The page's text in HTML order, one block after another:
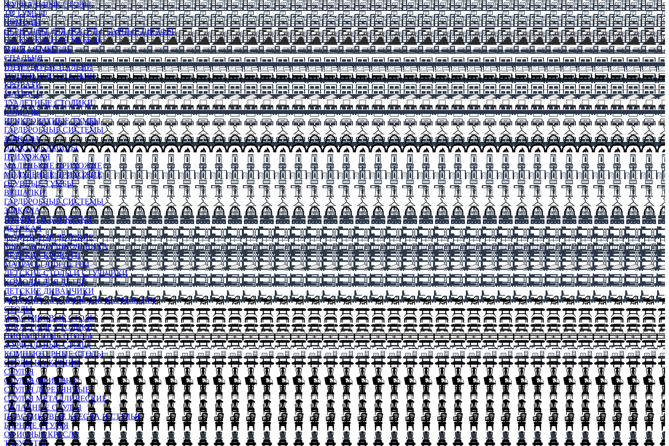
ЖУРНАЛЬНЫЕ СТОЛЫ
ТВ ТУМБЫ
КОМОДЫ
СЕРВАНТЫ ДЛЯ ПОСУДЫ, БАРНЫЕ ШКАФЫ
БЕСКАРКАСНАЯ МЕБЕЛЬ
МЯГКАЯ МЕБЕЛЬ
СПАЛЬНЯ
ИНТЕРЬЕРЫ СПАЛЬНИ
МОДУЛЬНЫЕ СПАЛЬНИ
КРОВАТИ
МАТРАСЫ
ТУАЛЕТНЫЕ СТОЛИКИ
КОМОДЫ
ПРИКРОВАТНЫЕ ТУМБЫ
ГАРДЕРОБНЫЕ СИСТЕМЫ
ЗЕРКАЛА
ЭЛЕКТРОКАМИНЫ
ПРИХОЖАЯ
МАЛЕНЬКИЕ ПРИХОЖИЕ
МОДУЛЬНЫЕ ПРИХОЖИЕ
ОБУВНЫЕ ТУМБЫ
ВЕШАЛКИ
ГАРДЕРОБНЫЕ СИСТЕМЫ
ЗЕРКАЛА
ПУФИКИ И БАНКЕТКИ
ДЕТСКАЯ
МОДУЛЬНЫЕ ДЕТСКИЕ
МЕБЕЛЬ ДЛЯ ШКОЛЬНИКА
ДЕТСКИЕ КРОВАТИ
МАТРАСЫ ДЛЯ ДЕТЕЙ
ДЕТСКИЕ СТОЛЫ И СТУЛЬЧИКИ
КОМОДЫ ДЛЯ ДЕТЕЙ
ДЕТСКИЕ ДИВАНЧИКИ
ДЕТСКИЙ СТУЛЬЧИК ДЛЯ КОРМЛЕНИЯ
СТОЛЫ
ПЛАСТИКОВЫЕ СТОЛЫ
ТУАЛЕТНЫЕ СТОЛИКИ
ПИСЬМЕННЫЕ СТОЛЫ
ЖУРНАЛЬНЫЕ СТОЛЫ
КОМПЬЮТЕРНЫЕ СТОЛЫ
СТОЛЫ НА КУХНЮ
СТУЛЬЯ
СТУЛЬЯ ОФИСНЫЕ
СТУЛЬЯ ДЕРЕВЯННЫЕ
СТУЛЬЯ МЕТАЛЛИЧЕСКИЕ
СКЛАДНЫЕ СТУЛЬЯ
ПЛАСТИКОВЫЕ КРЕСЛА И СТУЛЬЯ
БАРНЫЕ СТУЛЬЯ
ОФИСНЫЕ КРЕСЛА
ТАБУРЕТЫ